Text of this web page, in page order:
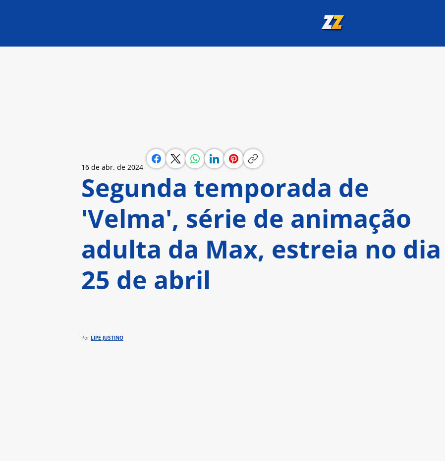
Segunda temporada de
'Velma', série de animação
adulta da Max, estreia no dia
25 de abril
16 de abr. de 2024
Por LIPE JUSTINO